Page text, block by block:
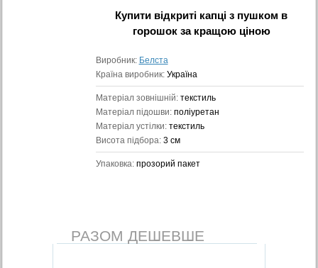
Купити відкриті капці з пушком в
горошокза кращою ціною
Виробник: Белста
Країна виробник: Україна
Матеріал зовнішній: текстиль
Матеріал підошви: поліуретан
Матеріал устілки: текстиль
Висота підбора: 3 см
Упаковка: прозорий пакет
РАЗОМ ДЕШЕВШЕ